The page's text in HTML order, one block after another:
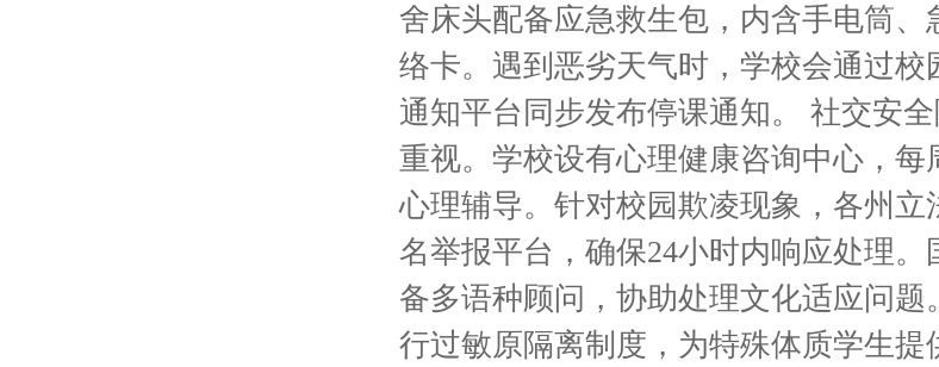
舍床头配备应急救生包，内含手电筒、
络卡。遇到恶劣天气时，学校会通过校
通知平台同步发布停课通知。 社交安
重视。学校设有心理健康咨询中心，每
心理辅导。针对校园欺凌现象，各州立
名举报平台，确保24小时内响应处理。
备多语种顾问，协助处理文化适应问题
行过敏原隔离制度，为特殊体质学生提